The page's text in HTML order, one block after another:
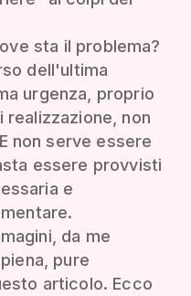
sta il problema?
dell'ultima
urgenza, proprio
non
non serve essere
essere provvisti
e
da me
pure
articolo. Ecco